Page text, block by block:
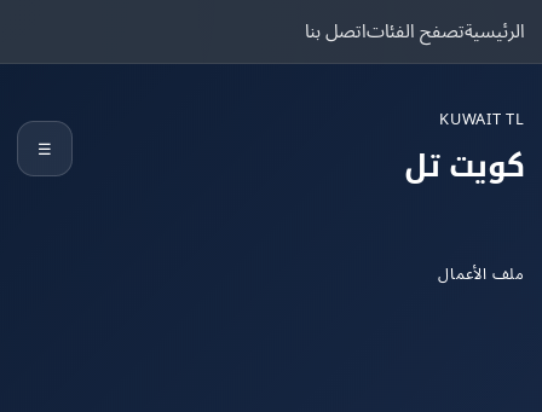
تصفح الفئاتاتصل بنا
تل